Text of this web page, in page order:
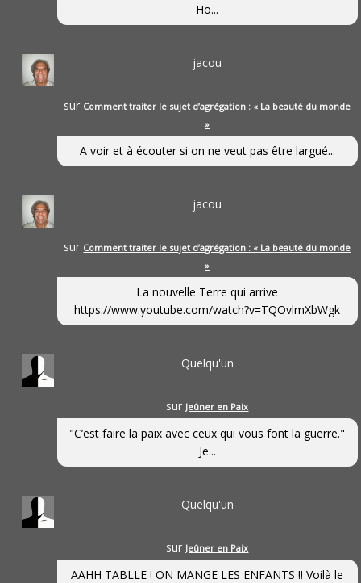
Ho...
jacou
sur Comment traiter le sujet d’agrégation : « La beauté du monde
»
A voir et à écouter si on ne veut pas être largué...
jacou
sur Comment traiter le sujet d’agrégation : « La beauté du monde
»
La nouvelle Terre qui arrive
https://www.youtube.com/watch?v=TQOvlmXbWgk
Quelqu'un
sur Jeûner en Paix
"C’est faire la paix avec ceux qui vous font la guerre."
Je...
Quelqu'un
sur Jeûner en Paix
AAHH TABLLE ! ON MANGE LES ENFANTS !! Voilà le